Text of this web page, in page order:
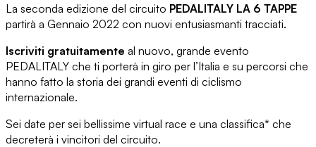
La seconda edizione del circuito PEDALITALY LA 6 TAPPE
partirà a Gennaio 2022 con nuovi entusiasmanti tracciati.
Iscriviti gratuitamente al nuovo, grande evento
PEDALITALY che ti porterà in giro per l’Italia e su percorsi che
hanno fatto la storia dei grandi eventi di ciclismo
internazionale.
Sei date per sei bellissime virtual race e una classifica* che
decreterà i vincitori del circuito.